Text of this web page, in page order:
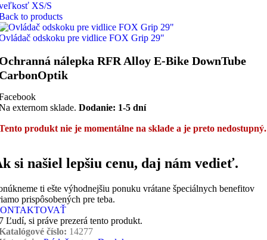
XS/S
to products
odskoku pre vidlice FOX Grip 29"
nálepka RFR Alloy E-Bike DownTube
externom sklade. Dodanie: 1-5 dní
produkt nie je momentálne na sklade a je preto nedostupný.
si našiel lepšiu cenu, daj nám vedieť.
ti ešte výhodnejšiu ponuku vrátane špeciálnych benefitov
prispôsobených pre teba.
Ľudí, si práve prezerá tento produkt.
číslo: 14277